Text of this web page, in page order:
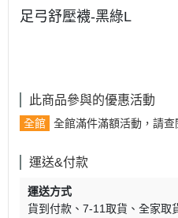
足弓舒壓襪-黑綠L
此商品參與的優惠活動
全館 全館滿件滿額活動，請查
運送&付款
運送方式
貨到付款
7-11取貨 全家取